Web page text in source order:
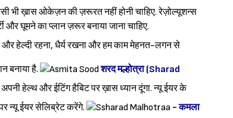
भी ख़ास ओकेज़न की ज़रूरत नहीं होनी चाहिए. रेज़ोल्यूशन्स
घूमने का प्लान ज़रूर बनाया जाना चाहिए.
और हेल्दी रहना, धैर्य रखना और हम काम मेहनत-लगन से
बनाया है.
शरद मल्होत्रा (Sharad
हेल्थ और ईटिंग हैबिट पर ख़ास ध्यान दूंगा. न्यू ईयर के
न्यू ईयर सेलिब्रेट करेंगे.
- कमला